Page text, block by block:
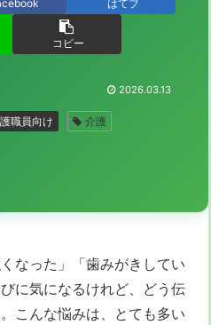
はてブ
コピー
2026.03.13
職員向け
介護
なった」「歯みがきしてい
に気になるけれど、どう伝
こんな悩みは、とても多い